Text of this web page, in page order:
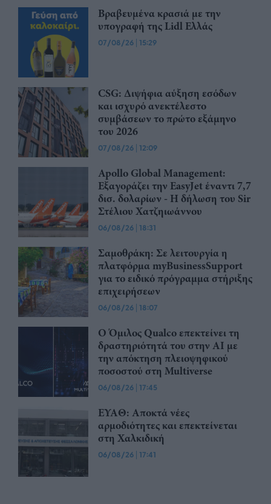
Βραβευμένα κρασιά με την
υπογραφή της Lidl Ελλάς
07/08/26 | 15:29
CSG: Διψήφια αύξηση εσόδων
και ισχυρό ανεκτέλεστο
συμβάσεων το πρώτο εξάμηνο
του 2026
07/08/26 | 12:09
Apollo Global Management:
Εξαγοράζει την EasyJet έναντι 7,7
δισ. δολαρίων - Η δήλωση του Sir
Στέλιου Χατζηιωάννου
06/08/26 | 18:31
Σαμοθράκη: Σε λειτουργία η
πλατφόρμα myBusinessSupport
για το ειδικό πρόγραμμα στήριξης
επιχειρήσεων
06/08/26 | 18:07
Ο Όμιλος Qualco επεκτείνει τη
δραστηριότητά του στην ΑΙ με
την απόκτηση πλειοψηφικού
ποσοστού στη Multiverse
06/08/26 | 17:45
ΕΥΑΘ: Αποκτά νέες
αρμοδιότητες και επεκτείνεται
στη Χαλκιδική
06/08/26 | 17:41